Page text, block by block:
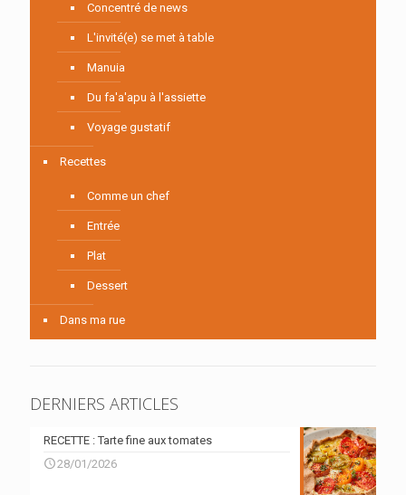
Concentré de news
L'invité(e) se met à table
Manuia
Du fa'a'apu à l'assiette
Voyage gustatif
Recettes
Comme un chef
Entrée
Plat
Dessert
Dans ma rue
DERNIERS ARTICLES
RECETTE : Tarte fine aux tomates
28/01/2026